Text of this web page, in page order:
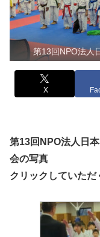
第13回NPO法人
X
第13回NPO法人日
会の写真
クリックしていただ